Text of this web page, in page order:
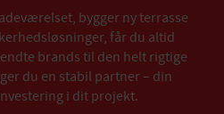
bygger ny terrasse
får du altid
brands til den helt rigtige
du en stabil partner – din
i dit projekt.